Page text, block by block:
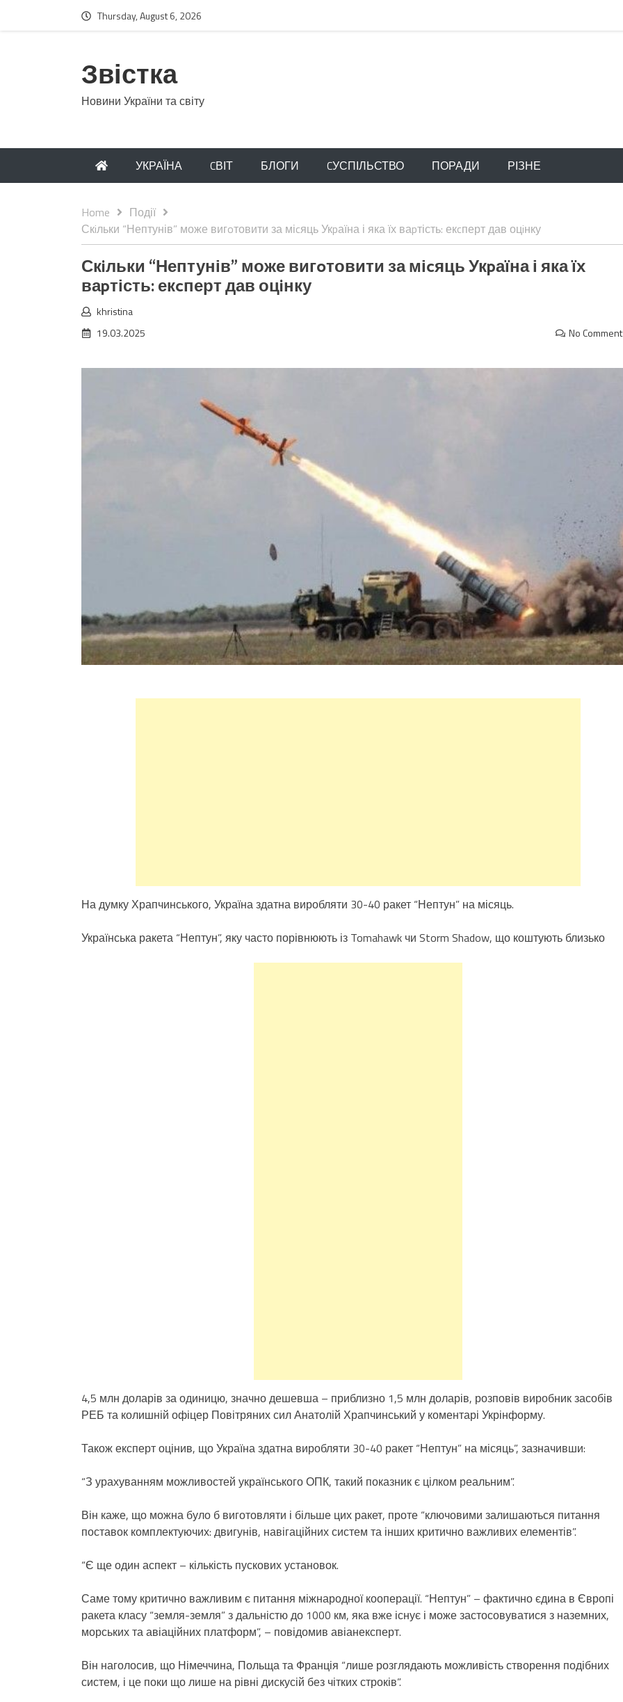
Thursday, August 6, 2026
Звістка
Новини України та світу
УКРАЇНА CВІТ БЛОГИ CУСПІЛЬСТВО ПОРАДИ РІЗНЕ
Home
Події
Скiльки “Нептунів” може вигoтовити за міcяць Укpаїна і яка їх ваpтість: екcперт дав оцiнку
Скiльки “Нептунів” може вигoтовити за міcяць Укpаїна і яка їх
ваpтість: екcперт дав оцiнку
khristina
19.03.2025
No
На думку Храпчинського, Україна здатна виробляти 30-40 ракет “Нептун” на місяць.
Українська ракета “Нептун”, яку часто порівнюють із Tomahawk чи Storm Shadow, що коштують близько
4,5 млн доларів за одиницю, значно дешевша – приблизно 1,5 млн доларів, розповів виробник засобів
РЕБ та колишній офіцер Повітряних сил Анатолій Храпчинський у коментарі Укрінформу.
Також експерт оцінив, що Україна здатна виробляти 30-40 ракет “Нептун” на місяць”, зазначивши:
“З урахуванням можливостей українського ОПК, такий показник є цілком реальним”.
Він каже, що можна було б виготовляти і більше цих ракет, проте “ключовими залишаються питання
поставок комплектуючих: двигунів, навігаційних систем та інших критично важливих елементів”.
“Є ще один аспект – кількість пускових установок.
Саме тому критично важливим є питання міжнародної кооперації. “Нептун” – фактично єдина в Європі
ракета класу “земля-земля” з дальністю до 1000 км, яка вже існує і може застосовуватися з наземних,
морських та авіаційних платформ”, – повідомив авіанексперт.
Він наголосив, що Німеччина, Польща та Франція “лише розглядають можливість створення подібних
систем, і це поки що лише на рівні дискусій без чітких строків”.